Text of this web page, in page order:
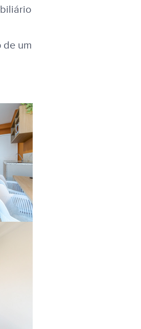
de um